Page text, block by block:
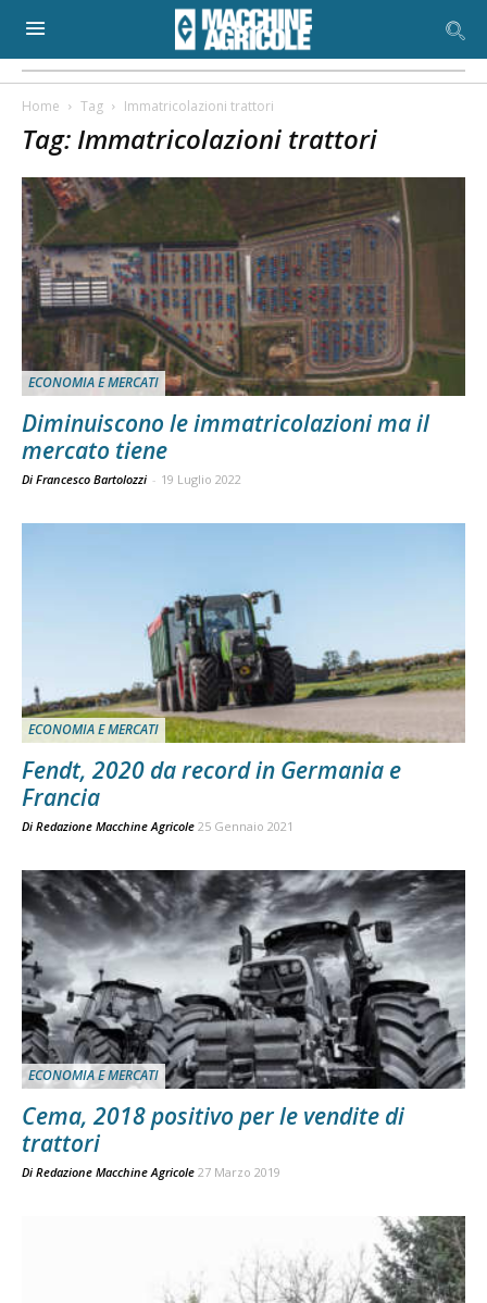
Home Tag Immatricolazioni trattori
Tag: Immatricolazioni trattori
ECONOMIA E MERCATI
Diminuiscono le immatricolazioni ma il
mercato tiene
Di Francesco Bartolozzi - 19 Luglio 2022
ECONOMIA E MERCATI
Fendt, 2020 da record in Germania e
Francia
Di Redazione Macchine Agricole 25 Gennaio 2021
ECONOMIA E MERCATI
Cema, 2018 positivo per le vendite di
trattori
Di Redazione Macchine Agricole 27 Marzo 2019